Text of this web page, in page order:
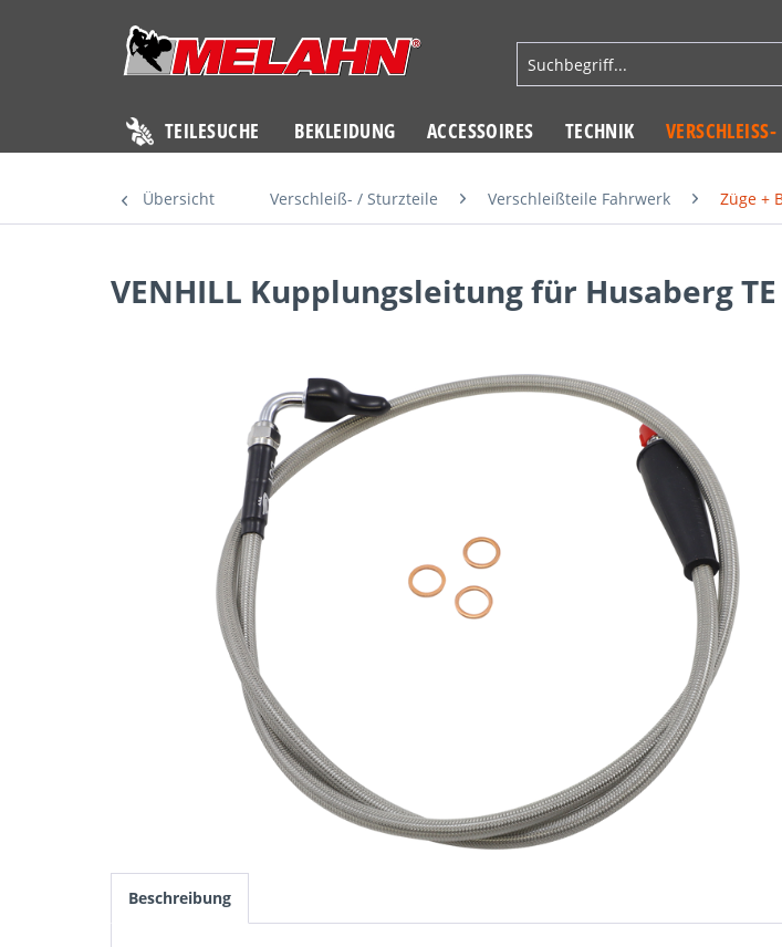
TEILESUCHE BEKLEIDUNG ACCESSOIRES TECHNIK VERSCHLEISS-
Übersicht Verschleiß- / Sturzteile Verschleißteile Fahrwerk Züge +
VENHILL Kupplungsleitung für Husaberg TE
Beschreibung